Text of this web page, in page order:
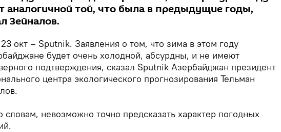
аналогичной той, что была в предыдущие годы,
Зейналов.
окт – Sputnik. Заявления о том, что зима в этом году
будет очень холодной, абсурдны, и не имеют
подтверждения, сказал Sputnik Азербайджан президент
центра экологического прогнозирования Тельман
словам, невозможно точно предсказать характер погодных